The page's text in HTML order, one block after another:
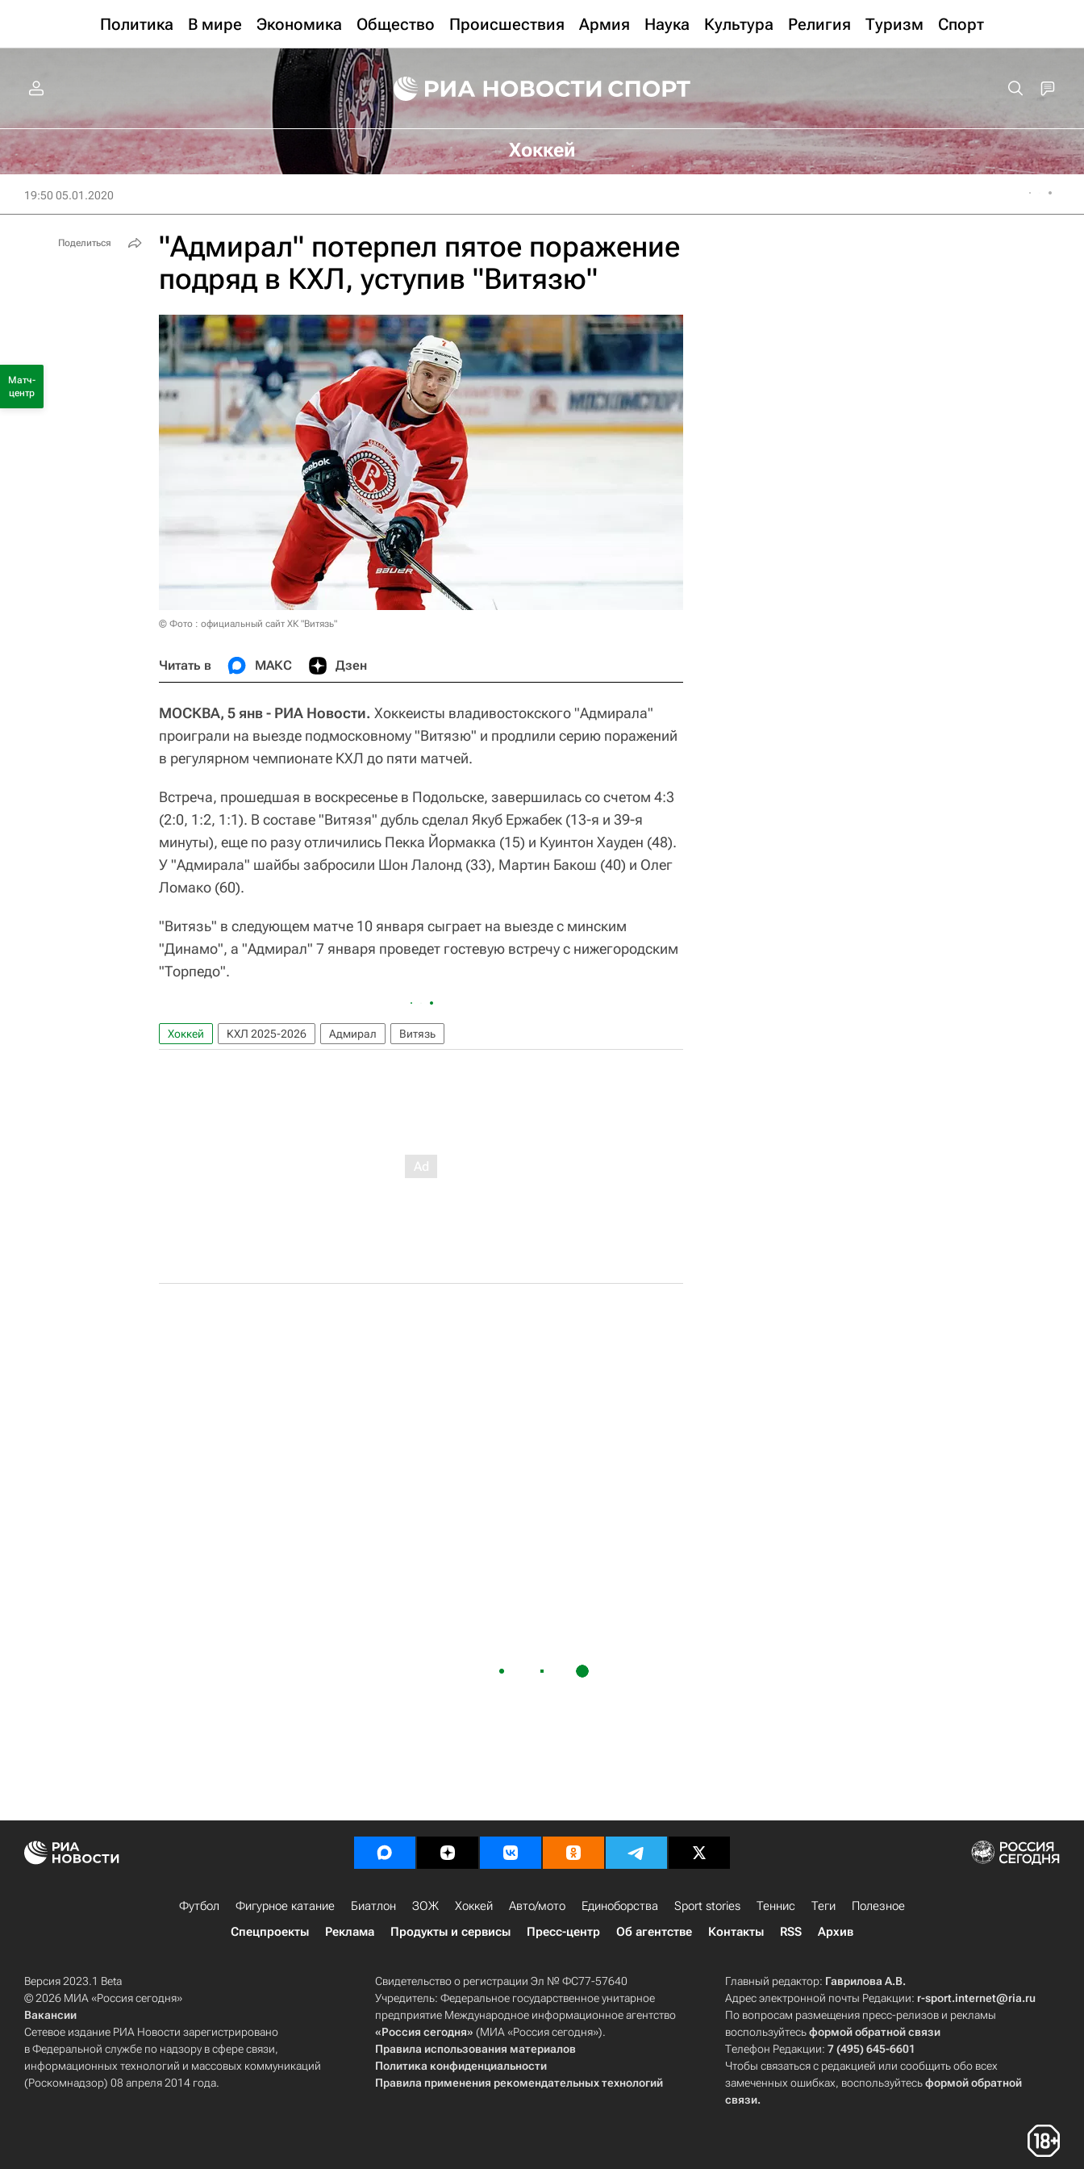
Политика В мире Экономика Общество Происшествия Армия Наука Культура Религия Туризм Спорт
Хоккей
19:50 05.01.2020
"Адмирал" потерпел пятое поражение
подряд в КХЛ, уступив "Витязю"
© Фото : официальный сайт ХК "Витязь"
Читать в МАКС Дзен
МОСКВА, 5 янв - РИА Новости. Хоккеисты владивостокского "Адмирала"
проиграли на выезде подмосковному "Витязю" и продлили серию поражений
в регулярном чемпионате КХЛ до пяти матчей.
Встреча, прошедшая в воскресенье в Подольске, завершилась со счетом 4:3
(2:0, 1:2, 1:1). В составе "Витязя" дубль сделал Якуб Ержабек (13-я и 39-я
минуты), еще по разу отличились Пекка Йормакка (15) и Куинтон Хауден (48).
У "Адмирала" шайбы забросили Шон Лалонд (33), Мартин Бакош (40) и Олег
Ломако (60).
"Витязь" в следующем матче 10 января сыграет на выезде с минским
"Динамо", а "Адмирал" 7 января проведет гостевую встречу с нижегородским
"Торпедо".
Хоккей КХЛ 2025-2026 Адмирал Витязь
Поделиться
Матч-
центр
Футбол Фигурное катание Биатлон ЗОЖ Хоккей Авто/мото Единоборства Sport stories Теннис Теги
Полезное
Спецпроекты
Реклама Продукты и сервисы Пресс-центр Об агентстве Контакты RSS Архив
Версия 2023.1 Beta
© 2026 МИА «Россия сегодня»
Вакансии
Сетевое издание РИА Новости зарегистрировано
в Федеральной службе по надзору в сфере связи,
информационных технологий и массовых коммуникаций
(Роскомнадзор) 08 апреля 2014 года.
Свидетельство о регистрации Эл № ФС77-57640
Учредитель: Федеральное государственное унитарное
предприятие Международное информационное агентство
«Россия сегодня» (МИА «Россия сегодня»).
Правила использования материалов
Политика конфиденциальности
Правила применения рекомендательных технологий
Главный редактор: Гаврилова А.В.
Адрес электронной почты Редакции: r-sport.internet@ria.ru
По вопросам размещения пресс-релизов и рекламы
воспользуйтесьформой обратной связи
Телефон Редакции:7 (495) 645-6601
Чтобы связаться с редакцией или сообщить обо всех
замеченных ошибках, воспользуйтесьформой обратной
связи.